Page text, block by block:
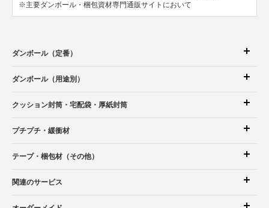
※主要ダンボール・梱包資材専門通販サイトにおいて
ダンボール（定番）
ダンボール（用途別）
クッション封筒 ・宅配袋 ・厚紙封筒
プチプチ・緩衝材
テープ・梱包材（その他）
関連のサービス